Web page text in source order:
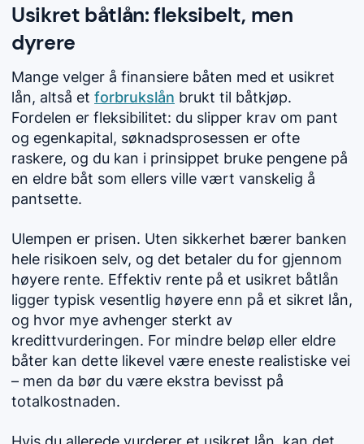
Usikret båtlån: fleksibelt, men
dyrere
Mange velger å finansiere båten med et usikret
lån, altså et forbrukslån brukt til båtkjøp.
Fordelen er fleksibilitet: du slipper krav om pant
og egenkapital, søknadsprosessen er ofte
raskere, og du kan i prinsippet bruke pengene på
en eldre båt som ellers ville vært vanskelig å
pantsette.
Ulempen er prisen. Uten sikkerhet bærer banken
hele risikoen selv, og det betaler du for gjennom
høyere rente. Effektiv rente på et usikret båtlån
ligger typisk vesentlig høyere enn på et sikret lån,
og hvor mye avhenger sterkt av
kredittvurderingen. For mindre beløp eller eldre
båter kan dette likevel være eneste realistiske vei
– men da bør du være ekstra bevisst på
totalkostnaden.